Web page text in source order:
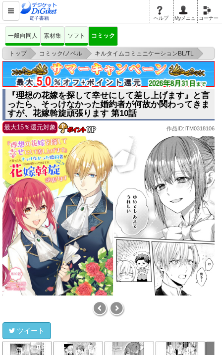
電子書籍 ヘルプ Myメニュ コーナー
一般向同人 素材集 ソフト コミック
トップ > コミック/ノベル > キルタイムコミュニケーションBL/TL
>
『理想の花嫁を探して幸せにして差し上げます』と言ったら、そっけなかっ
た婚約者が何
『理想の花嫁を探して幸せにして差し上げます』と言
ったら、そっけなかった婚約者が何故か関わってきま
すが、花嫁斡旋頑張ります 第10話
最大15％還元対象 作品ID:ITM0318106
ツイート